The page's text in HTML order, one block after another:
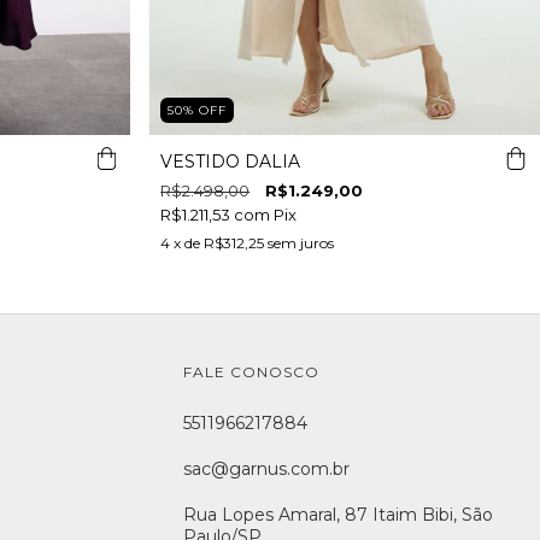
50%OFF
VESTIDO DALIA
R$2.498,00
R$1.249,00
R$1.211,53 com Pix
4 x de R$312,25 sem juros
FALE CONOSCO
5511966217884
sac@garnus.com.br
Rua Lopes Amaral, 87 Itaim Bibi, São